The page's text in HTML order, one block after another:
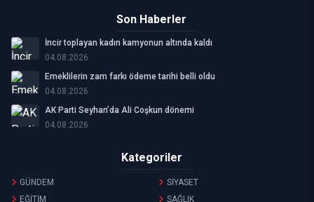
Son Haberler
İncir toplayan kadın kamyonun altında kaldı
04.08.2026
Emeklilerin zam farkı ödeme tarihi belli oldu
04.08.2026
AK Parti Seyhan’da Ali Coşkun dönemi
04.08.2026
Kategoriler
GÜNDEM
SİYASET
EĞİTİM
SAĞLIK